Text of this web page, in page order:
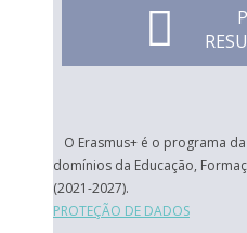
O Erasmus+ é o programa
domínios da Educação,
(2021-2027).
PROTEÇÃO DE DADOS